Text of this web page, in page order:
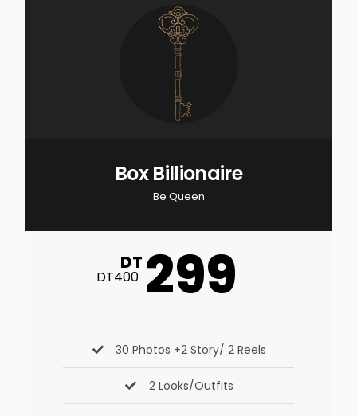
Box Billionaire
Be Queen
DT400
DT 299
30 Photos +2 Story/ 2 Reels
2 Looks/Outfits